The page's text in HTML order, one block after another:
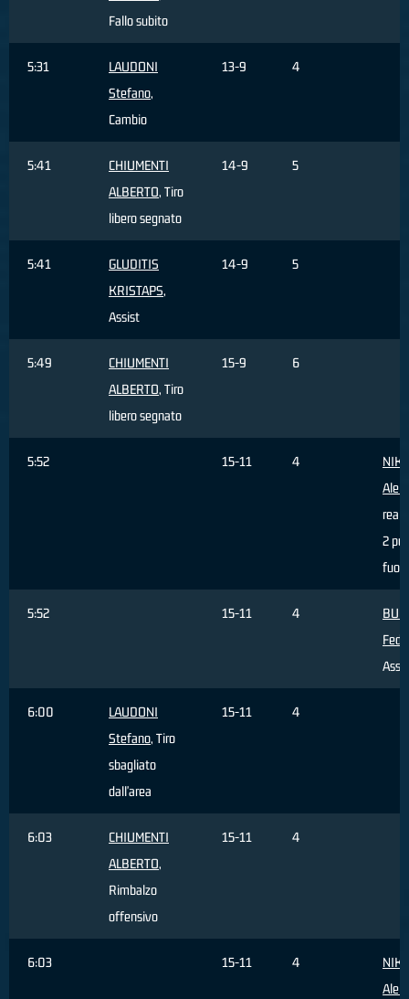
Fallo subito
5:31
LAUDONI
Stefano,
Cambio
13-9 4
5:41
CHIUMENTI
ALBERTO, Tiro
libero segnato
14-9 5
5:41
GLUDITIS
KRISTAPS,
Assist
14-9 5
5:49
CHIUMENTI
ALBERTO, Tiro
libero segnato
15-9 6
5:52 15-11 4
2
fuori
5:52 15-11 4
6:00
LAUDONI
Stefano, Tiro
sbagliato
dall'area
15-11 4
6:03
CHIUMENTI
ALBERTO,
Rimbalzo
offensivo
15-11 4
6:03 15-11 4